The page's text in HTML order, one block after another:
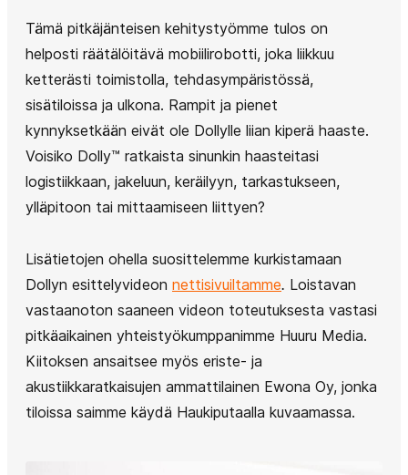
Tämä pitkäjänteisen kehitystyömme tulos on
helposti räätälöitävä mobiilirobotti, joka liikkuu
ketterästi toimistolla, tehdasympäristössä,
sisätiloissa ja ulkona. Rampit ja pienet
kynnyksetkään eivät ole Dollylle liian kiperä haaste.
Voisiko Dolly™ ratkaista sinunkin haasteitasi
logistiikkaan, jakeluun, keräilyyn, tarkastukseen,
ylläpitoon tai mittaamiseen liittyen?
Lisätietojen ohella suosittelemme kurkistamaan
Dollyn esittelyvideon nettisivuiltamme. Loistavan
vastaanoton saaneen videon toteutuksesta vastasi
pitkäaikainen yhteistyökumppanimme Huuru Media.
Kiitoksen ansaitsee myös eriste- ja
akustiikkaratkaisujen ammattilainen Ewona Oy, jonka
tiloissa saimme käydä Haukiputaalla kuvaamassa.